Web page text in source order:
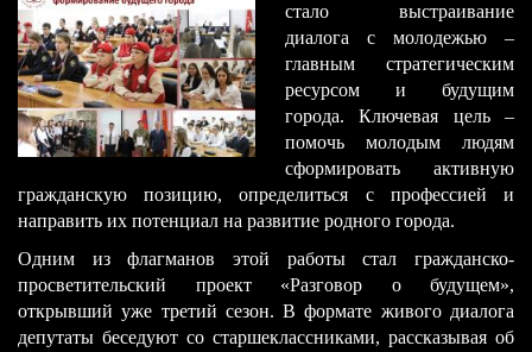
стало выстраивание
диалога с молодежью –
главным стратегическим
ресурсом и будущим
города. Ключевая цель –
помочь молодым людям
сформировать активную
гражданскую позицию, определиться с профессией и
направить их потенциал на развитие родного города.
Одним из флагманов этой работы стал гражданско-
просветительский проект «Разговор о будущем»,
открывший уже третий сезон. В формате живого диалога
депутаты беседуют со старшеклассниками, рассказывая об